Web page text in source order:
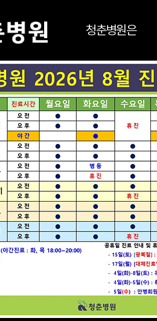
청춘병원은